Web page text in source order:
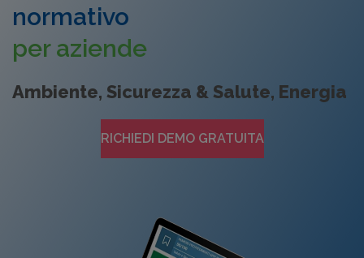
normativo
per aziende
Ambiente, Sicurezza & Salute, Energia
RICHIEDI DEMO GRATUITA